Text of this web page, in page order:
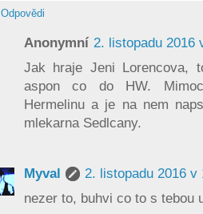
Odpovědi
Anonymní 2. listopadu 2016
Jak hraje Jeni Lorencova,
aspon co do HW.
Hermelinu a je na nem
mlekarna Sedlcany.
Myval
2. listopadu 2016 v
nezer to, buhvi co to s tebou